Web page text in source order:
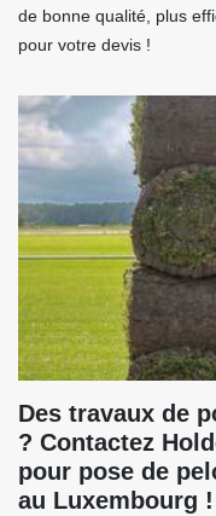
de bonne qualité, plus
pour votre devis !
Des travaux de
? Contactez
pour pose de
au Luxembourg !